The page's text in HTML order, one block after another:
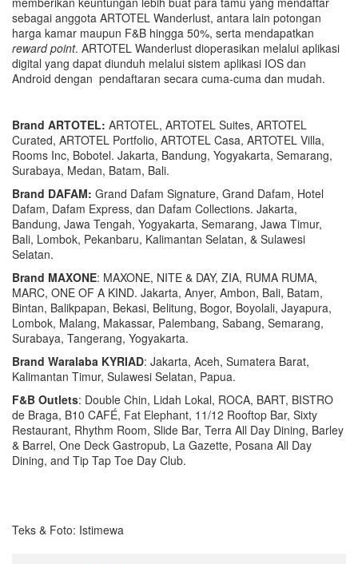
sebagai anggota ARTOTEL Wanderlust, antara lain potongan
harga kamar maupun F&B hingga 50%, serta mendapatkan
reward point. ARTOTEL Wanderlust dioperasikan melalui aplikasi
digital yang dapat diunduh melalui sistem aplikasi IOS dan
Android dengan pendaftaran secara cuma-cuma dan mudah.
Brand ARTOTEL: ARTOTEL, ARTOTEL Suites, ARTOTEL
Curated, ARTOTEL Portfolio, ARTOTEL Casa, ARTOTEL Villa,
Rooms Inc, Bobotel. Jakarta, Bandung, Yogyakarta, Semarang,
Surabaya, Medan, Batam, Bali.
Brand DAFAM: Grand Dafam Signature, Grand Dafam, Hotel
Dafam, Dafam Express, dan Dafam Collections. Jakarta,
Bandung, Jawa Tengah, Yogyakarta, Semarang, Jawa Timur,
Bali, Lombok, Pekanbaru, Kalimantan Selatan, & Sulawesi
Selatan.
Brand MAXONE: MAXONE, NITE & DAY, ZIA, RUMA RUMA,
MARC, ONE OF A KIND. Jakarta, Anyer, Ambon, Bali, Batam,
Bintan, Balikpapan, Bekasi, Belitung, Bogor, Boyolali, Jayapura,
Lombok, Malang, Makassar, Palembang, Sabang, Semarang,
Surabaya, Tangerang, Yogyakarta.
Brand Waralaba KYRIAD: Jakarta, Aceh, Sumatera Barat,
Kalimantan Timur, Sulawesi Selatan, Papua.
F&B Outlets: Double Chin, Lidah Lokal, ROCA, BART, BISTRO
de Braga, B10 CAFÉ, Fat Elephant, 11/12 Rooftop Bar, Sixty
Restaurant, Rhythm Room, Slide Bar, Terra All Day Dining, Barley
& Barrel, One Deck Gastropub, La Gazette, Posana All Day
Dining, and Tip Tap Toe Day Club.
Teks & Foto: Istimewa